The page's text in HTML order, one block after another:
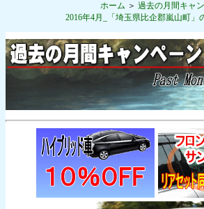
ホーム
過去の月間キャ
2016年4月_「埼玉県比企郡嵐山町」